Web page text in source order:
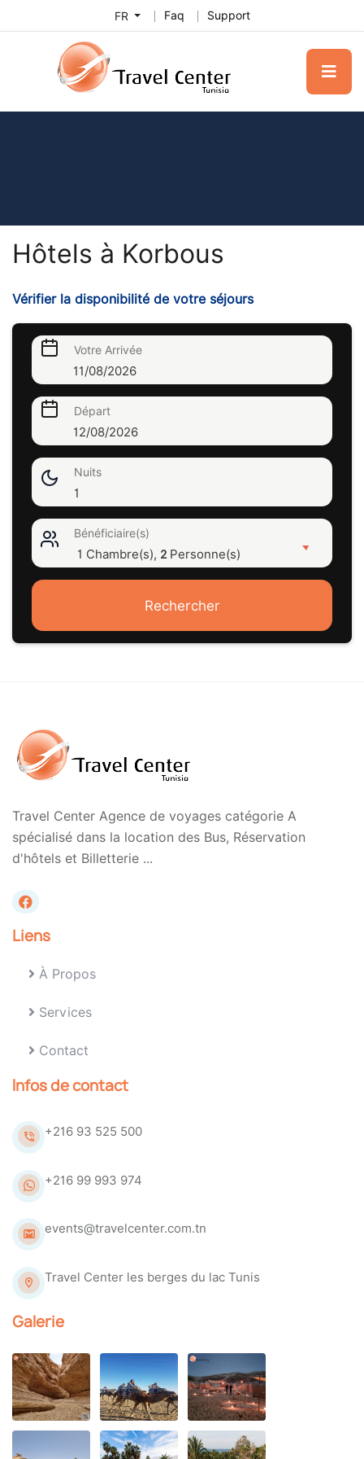
FR Faq Support
Hôtels à Korbous
Vérifier la disponibilité de votre séjours
Votre Arrivée
11/08/2026
Départ
12/08/2026
Nuits
1
Bénéficiaire(s)
1 Chambre(s), 2 Personne(s)
Rechercher
Travel Center Agence de voyages catégorie A
spécialisé dans la location des Bus, Réservation
d'hôtels et Billetterie ...
Liens
À Propos
Services
Contact
Infos de contact
+216 93 525 500
+216 99 993 974
events@travelcenter.com.tn
Travel Center les berges du lac Tunis
Galerie